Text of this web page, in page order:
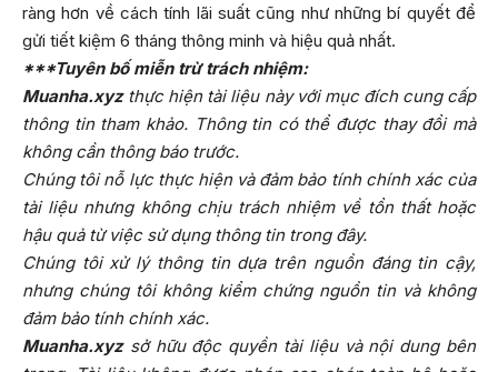
ràng hơn về cách tính lãi suất cũng như những bí quyết để
gửi tiết kiệm 6 tháng thông minh và hiệu quả nhất.
***Tuyên bố miễn trừ trách nhiệm:
Muanha.xyzthực hiện tài liệu này với mục đích cung cấp
thông tin tham khảo. Thông tin có thể được thay đổi mà
không cần thông báo trước.
Chúng tôi nỗ lực thực hiện và đảm bảo tính chính xác của
tài liệu nhưng không chịu trách nhiệm về tổn thất hoặc
hậu quả từ việc sử dụng thông tin trong đây.
Chúng tôi xử lý thông tin dựa trên nguồn đáng tin cậy,
nhưng chúng tôi không kiểm chứng nguồn tin và không
đảm bảo tính chính xác.
Muanha.xyzsở hữu độc quyền tài liệu và nội dung bên